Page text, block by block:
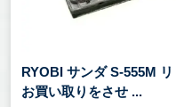
RYOBI サンダ S-555M
お買い取りをさせ ...